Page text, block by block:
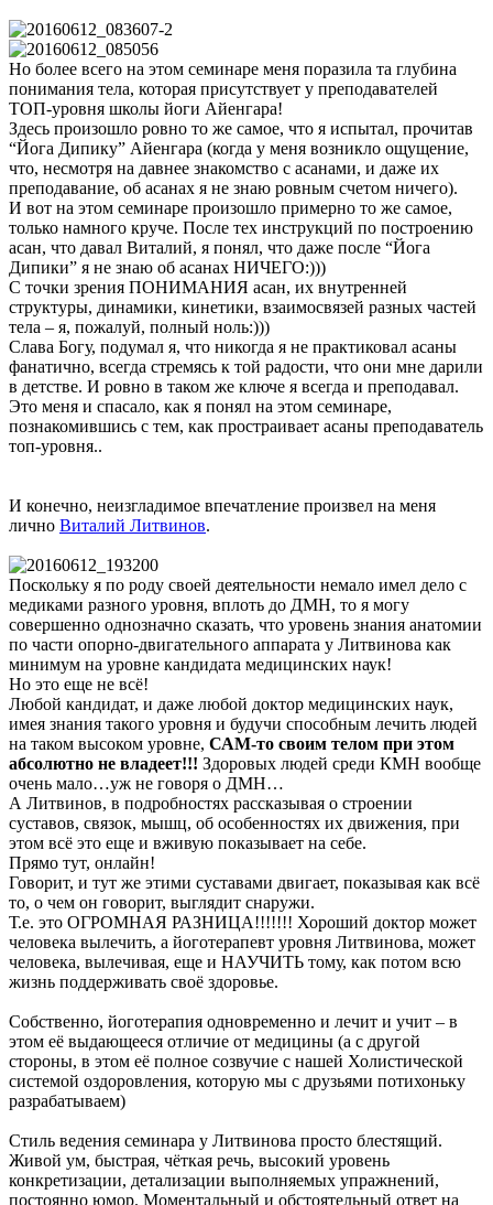
Но более всего на этом семинаре меня поразила та глубина
понимания тела, которая присутствует у преподавателей
ТОП-уровня школы йоги Айенгара!
Здесь произошло ровно то же самое, что я испытал, прочитав
“Йога Дипику” Айенгара (когда у меня возникло ощущение,
что, несмотря на давнее знакомство с асанами, и даже их
преподавание, об асанах я не знаю ровным счетом ничего).
И вот на этом семинаре произошло примерно то же самое,
только намного круче. После тех инструкций по построению
асан, что давал Виталий, я понял, что даже после “Йога
Дипики” я не знаю об асанах НИЧЕГО:)))
С точки зрения ПОНИМАНИЯ асан, их внутренней
структуры, динамики, кинетики, взаимосвязей разных частей
тела – я, пожалуй, полный ноль:)))
Слава Богу, подумал я, что никогда я не практиковал асаны
фанатично, всегда стремясь к той радости, что они мне дарили
в детстве. И ровно в таком же ключе я всегда и преподавал.
Это меня и спасало, как я понял на этом семинаре,
познакомившись с тем, как простраивает асаны преподаватель
топ-уровня..
И конечно, неизгладимое впечатление произвел на меня
лично Виталий Литвинов.
Поскольку я по роду своей деятельности немало имел дело с
медиками разного уровня, вплоть до ДМН, то я могу
совершенно однозначно сказать, что уровень знания анатомии
по части опорно-двигательного аппарата у Литвинова как
минимум на уровне кандидата медицинских наук!
Но это еще не всё!
Любой кандидат, и даже любой доктор медицинских наук,
имея знания такого уровня и будучи способным лечить людей
на таком высоком уровне, САМ-то своим телом при этом
абсолютно не владеет!!! Здоровых людей среди КМН вообще
очень мало…уж не говоря о ДМН…
А Литвинов, в подробностях рассказывая о строении
суставов, связок, мышц, об особенностях их движения, при
этом всё это еще и вживую показывает на себе.
Прямо тут, онлайн!
Говорит, и тут же этими суставами двигает, показывая как всё
то, о чем он говорит, выглядит снаружи.
Т.е. это ОГРОМНАЯ РАЗНИЦА!!!!!!! Хороший доктор может
человека вылечить, а йоготерапевт уровня Литвинова, может
человека, вылечивая, еще и НАУЧИТЬ тому, как потом всю
жизнь поддерживать своё здоровье.
Собственно, йоготерапия одновременно и лечит и учит – в
этом её выдающееся отличие от медицины (а с другой
стороны, в этом её полное созвучие с нашей Холистической
системой оздоровления, которую мы с друзьями потихоньку
разрабатываем)
Стиль ведения семинара у Литвинова просто блестящий.
Живой ум, быстрая, чёткая речь, высокий уровень
конкретизации, детализации выполняемых упражнений,
постоянно юмор. Моментальный и обстоятельный ответ на